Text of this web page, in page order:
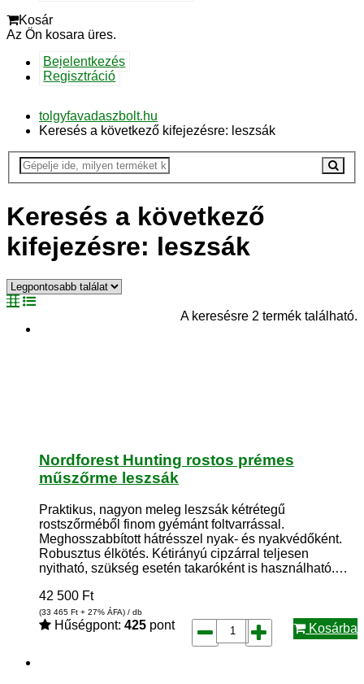
Kosár
Az Ön kosara üres.
Bejelentkezés
Regisztráció
tolgyfavadaszbolt.hu
Keresés a következő kifejezésre: leszsák
Keresés a következő
kifejezésre: leszsák
A keresésre 2 termék található.
Nordforest Hunting rostos prémes
műszőrme leszsák
Praktikus, nagyon meleg leszsák kétrétegű
rostszőrméből finom gyémánt foltvarrással.
Meghosszabbított hátrésszel nyak- és nyakvédőként.
Robusztus élkötés. Kétirányú cipzárral teljesen
nyitható, szükség esetén takaróként is használható.…
42 500 Ft
(33 465 Ft + 27% ÁFA) / db
Hűségpont: 425 pont Kosárba